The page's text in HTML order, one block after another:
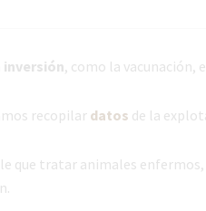
inversión, como la vacunación,
recopilar datos de la
que tratar animales